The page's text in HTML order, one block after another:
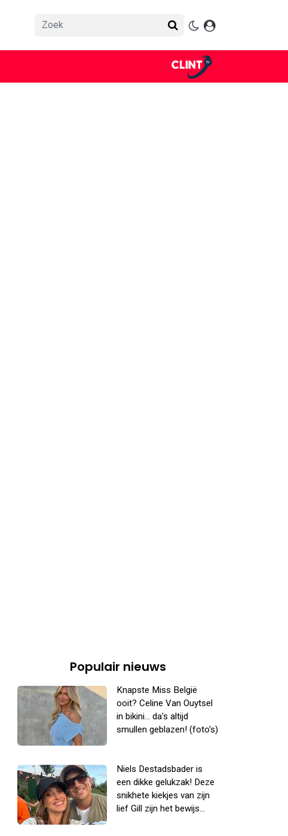
Populair nieuws
Knapste Miss België
ooit? Celine Van Ouytsel
in bikini... da's altijd
smullen geblazen! (foto's)
Niels Destadsbader is
een dikke gelukzak! Deze
snikhete kiekjes van zijn
lief Gill zijn het bewijs...